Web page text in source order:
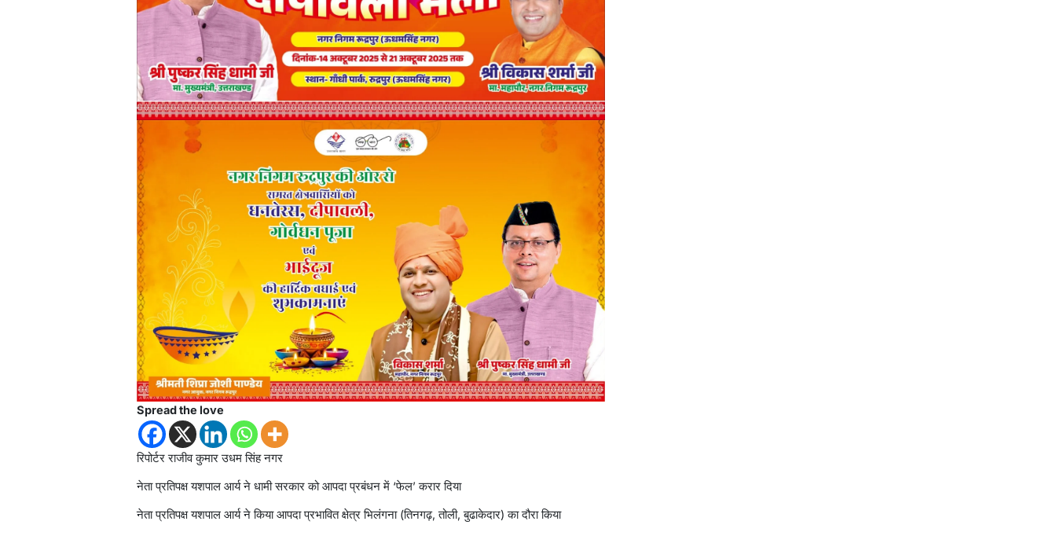
Spread the love
रिपोर्टर राजीव कुमार उधम सिंह नगर
नेता प्रतिपक्ष यशपाल आर्य ने धामी सरकार को आपदा प्रबंधन में ‘फेल’ करार दिया
नेता प्रतिपक्ष यशपाल आर्य ने किया आपदा प्रभावित क्षेत्र भिलंगना (तिनगढ़, तोली, बुढाकेदार) का दौरा किया